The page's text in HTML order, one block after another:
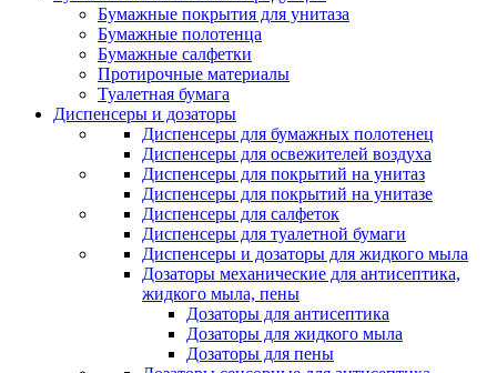
Бумажные покрытия для унитаза
Бумажные полотенца
Бумажные салфетки
Протирочные материалы
Туалетная бумага
Диспенсеры и дозаторы
Диспенсеры для бумажных полотенец
Диспенсеры для освежителей воздуха
Диспенсеры для покрытий на унитаз
Диспенсеры для покрытий на унитазе
Диспенсеры для салфеток
Диспенсеры для туалетной бумаги
Диспенсеры и дозаторы для жидкого мыла
Дозаторы механические для антисептика,
жидкого мыла, пены
Дозаторы для антисептика
Дозаторы для жидкого мыла
Дозаторы для пены